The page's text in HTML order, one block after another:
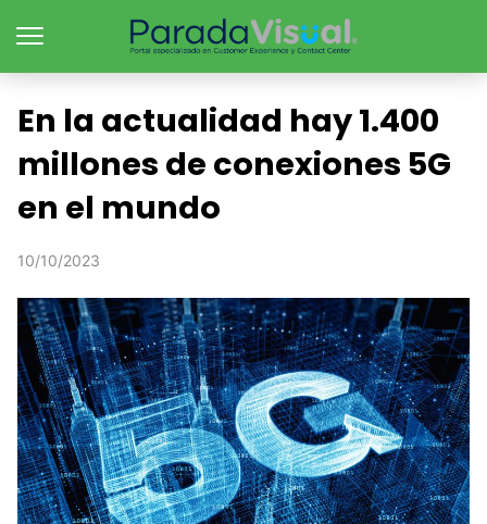
En la actualidad hay 1.400
millones de conexiones 5G
en el mundo
10/10/2023